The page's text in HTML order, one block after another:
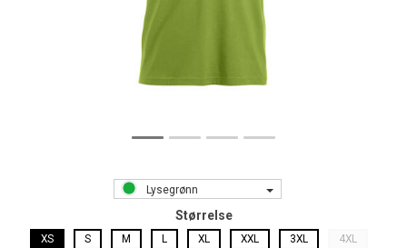
Lysegrønn
Størrelse
XS S M L XL XXL 3XL 4XL